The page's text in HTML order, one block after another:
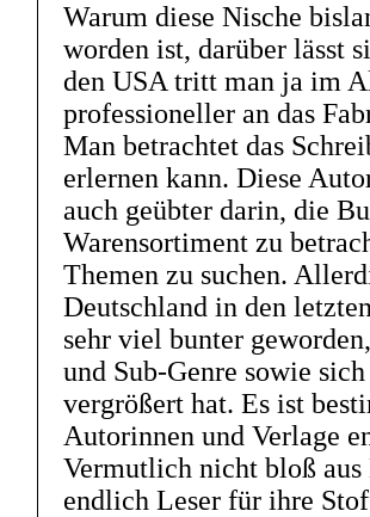
Warum diese Nische
worden ist, darüber lässt
den USA tritt man ja im
professioneller an das
Man betrachtet das
erlernen kann. Diese
auch geübter darin, die
Warensortiment zu
Themen zu suchen.
Deutschland in den
sehr viel bunter
und Sub-Genre sowie
vergrößert hat. Es ist
Autorinnen und Verlage
Vermutlich nicht bloß
endlich Leser für ihre